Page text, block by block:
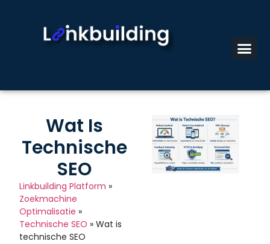
Wat Is
Technische
SEO
Linkbuilding Platform »
Zoekmachine
Optimalisatie »
Technische SEO »Wat is
technische SEO